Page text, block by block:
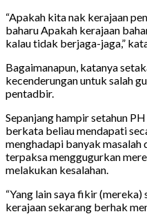
“Apakah kita nak kerajaan
baharu Apakah kerajaan
kalau tidak berjaga-jaga,”
Bagaimanapun, katanya
kecenderungan untuk salah
pentadbir.
Sepanjang hampir setahun
berkata beliau mendapati
menghadapi banyak
terpaksa menggugurkan
melakukan kesalahan.
“Yang lain saya fikir
kerajaan sekarang berhak